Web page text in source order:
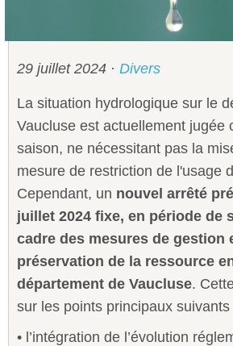
Sécurité publique
29 juillet 2024 · Divers
La situation hydrologique sur le
Vaucluse est actuellement jugée
saison, ne nécessitant pas la
mesure de restriction de l'usage
Cependant, un nouvel arrêté
juillet 2024 fixe, en période de
cadre des mesures de gestion
préservation de la ressource
département de Vaucluse.
sur les points principaux suivants
• l’intégration de l’évolution